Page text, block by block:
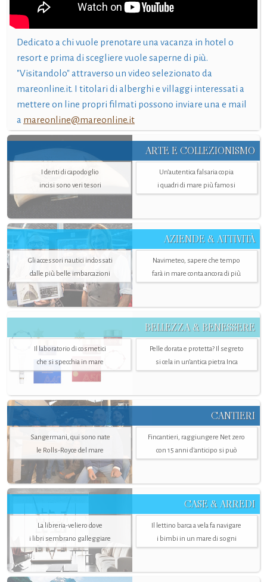
Dedicato a chi vuole prenotare una vacanza in hotel o
resort e prima di scegliere vuole saperne di più.
"Visitandolo" attraverso un video selezionato da
mareonline.it. I titolari di alberghi e villaggi interessati a
mettere on line propri filmati possono inviare una e mail
a mareonline@mareonline.it
ARTE E COLLEZIONISMO
I denti di capodoglio
incisi sono veri tesori
Un’autentica falsaria copia
i quadri di mare più famosi
AZIENDE & ATTIVITÀ
Gli accessori nautici indossati
dalle più belle imbarcazioni
Navimeteo, sapere che tempo
farà in mare conta ancora di più
BELLEZZA & BENESSERE
Il laboratorio di cosmetici
che si specchia in mare
Pelle dorata e protetta? Il segreto
si cela in un’antica pietra Inca
CANTIERI
Sangermani, qui sono nate
le Rolls-Royce del mare
Fincantieri, raggiungere Net zero
con 15 anni d'anticipo si può
CASE & ARREDI
La libreria-veliero dove
i libri sembrano galleggiare
Il lettino barca a vela fa navigare
i bimbi in un mare di sogni